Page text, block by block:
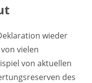
wieder
vielen
von aktuellen
des